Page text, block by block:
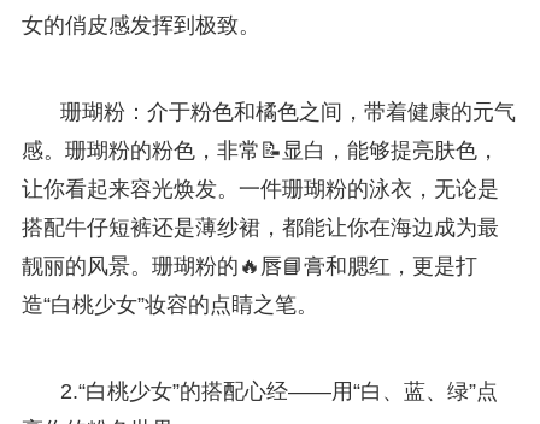
女的俏皮感发挥到极致。
珊瑚粉：介于粉色和橘色之间，带着健康的元气
感。珊瑚粉的粉色，非常📝显白，能够提亮肤色，
让你看起来容光焕发。一件珊瑚粉的泳衣，无论是
搭配牛仔短裤还是薄纱裙，都能让你在海边成为最
靓丽的风景。珊瑚粉的🔥唇📘膏和腮红，更是打
造“白桃少女”妆容的点睛之笔。
2.“白桃少女”的搭配心经——用“白、蓝、绿”点